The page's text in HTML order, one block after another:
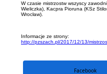
W czasie mistrzostw wszyscy
Wieliczka), Kacpra Pioruna (KSz
Wrocław).
Informacje ze strony:
http://pzszach.pl/2017/12/13/
Facebook